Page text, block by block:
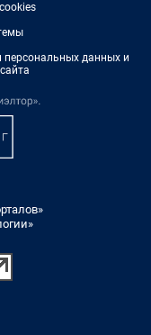
персональных данных и